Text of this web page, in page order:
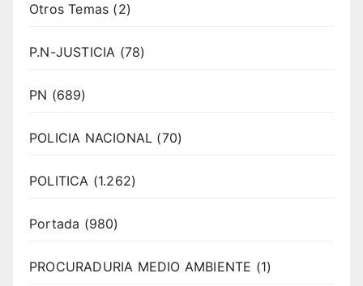
Otros Temas (2)
P.N-JUSTICIA (78)
PN (689)
POLICIA NACIONAL (70)
POLITICA (1.262)
Portada (980)
PROCURADURIA MEDIO AMBIENTE (1)